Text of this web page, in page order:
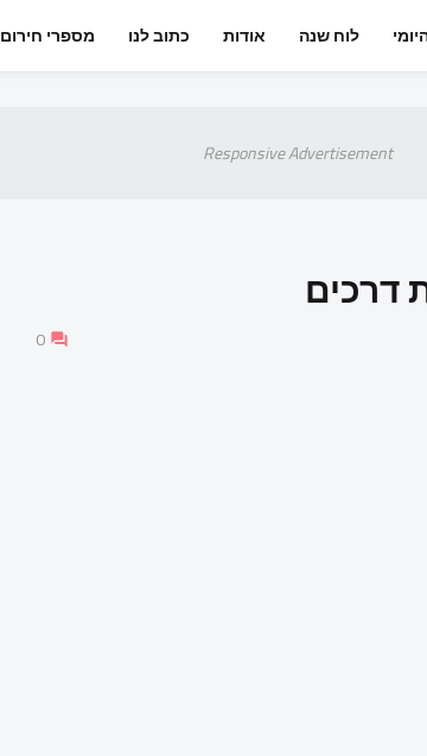
לוח שנה אודות כתוב לנו מספרי חירום
Responsive Advertisement
דרכים
0